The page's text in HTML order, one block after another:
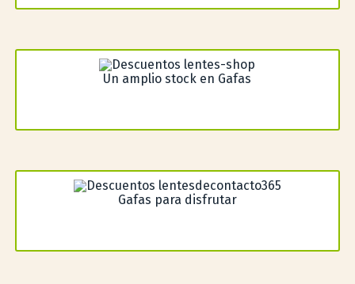
Un amplio stock en Gafas
Gafas para disfrutar